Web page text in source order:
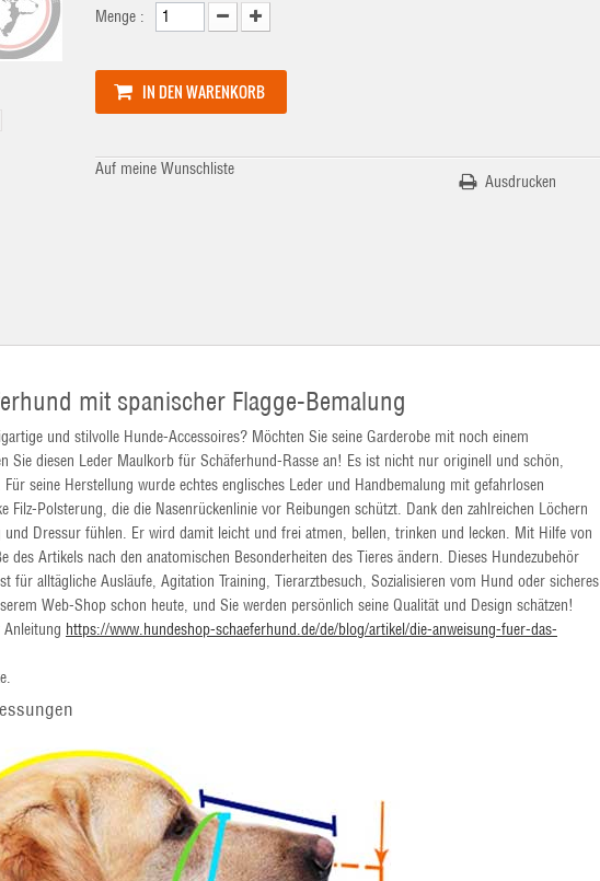
Menge :
IN DEN WARENKORB
Auf meine Wunschliste
Ausdrucken
mit spanischer Flagge-Bemalung
und stilvolle Hunde-Accessoires? Möchten Sie seine Garderobe mit noch einem
Sie diesen Leder Maulkorb für Schäferhund-Rasse an! Es ist nicht nur originell und schön,
seine Herstellung wurde echtes englisches Leder und Handbemalung mit gefahrlosen
Filz-Polsterung, die die Nasenrückenlinie vor Reibungen schützt. Dank den zahlreichen Löchern
Dressur fühlen. Er wird damit leicht und frei atmen, bellen, trinken und lecken. Mit Hilfe von
des Artikels nach den anatomischen Besonderheiten des Tieres ändern. Dieses Hundezubehör
für alltägliche Ausläufe, Agitation Training, Tierarztbesuch, Sozialisieren vom Hund oder sicheres
Web-Shop schon heute, und Sie werden persönlich seine Qualität und Design schätzen!
https://www.hundeshop-schaeferhund.de/de/blog/artikel/die-anweisung-fuer-das-